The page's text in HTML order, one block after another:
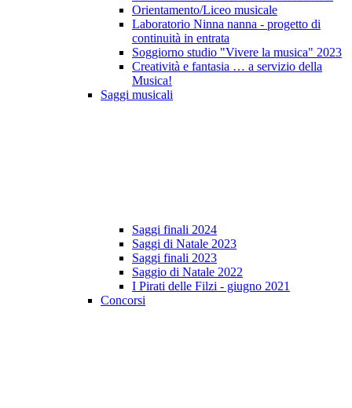
Orientamento/Liceo musicale
Laboratorio Ninna nanna - progetto di
continuità in entrata
Soggiorno studio "Vivere la musica" 2023
Creatività e fantasia … a servizio della
Musica!
Saggi musicali
Saggi finali 2024
Saggi di Natale 2023
Saggi finali 2023
Saggio di Natale 2022
I Pirati delle Filzi - giugno 2021
Concorsi